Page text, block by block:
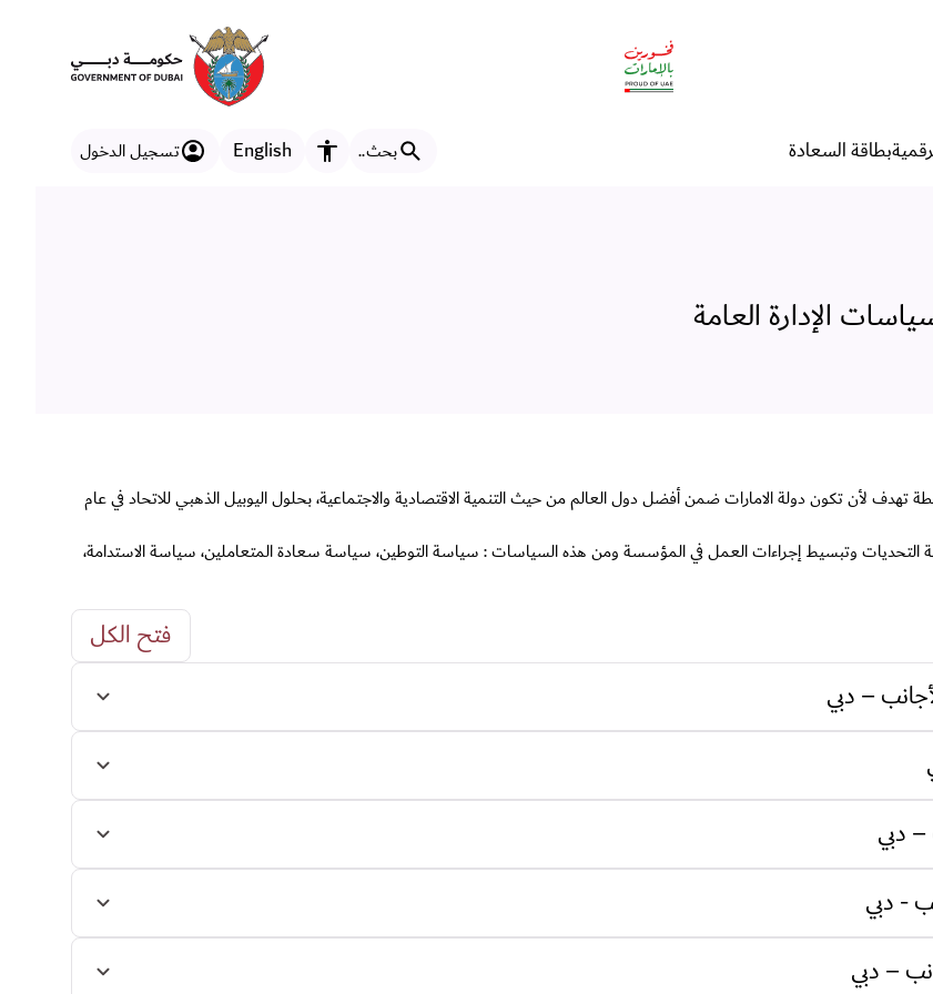
بطاقة السعادة بحث.. مزايا إمكانية الوصول
English تسجيل الدخول
الإدارة العامة
العامة للهوية وشؤون الاجانب –دبي إلى تحقيق رؤية الإمارات 2021 وهي خطة تهدف لأن تكون دولة الامارات ضمن أفضل دول العالم من حيث التنمية الاقتصادية والاجتماعية، بحلول اليوبيل الذهبي للاتحاد في عام
التحديات وتبسيط إجراءات العمل في المؤسسة ومن هذه السياسات : سياسة التوطين، سياسة سعادة المتعاملين، سياسة الاستدامة،
فتح الكل
– دبي
– دبي
- دبي
– دبي